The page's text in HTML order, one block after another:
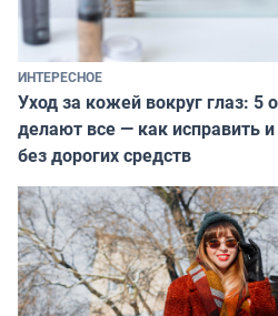
ИНТЕРЕСНОЕ
Уход за кожей вокруг глаз: 5
делают все — как исправить
без дорогих средств